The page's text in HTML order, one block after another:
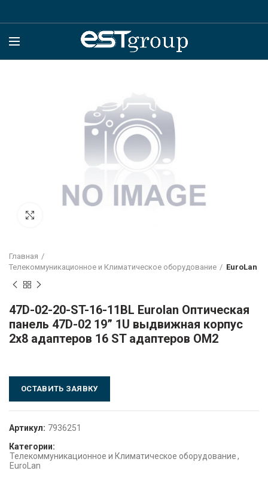
Главная
Телекоммуникационное и Климатическое оборудование
EuroLan
47D-02-20-ST-16-11BL Eurolan Оптическая
панель 47D-02 19” 1U выдвижная корпус
2х8 адаптеров 16 ST адаптеров OM2
ОСТАВИТЬ ЗАЯВКУ
Артикул: 7936251
Категории:
Телекоммуникационное и Климатическое оборудование,
EuroLan